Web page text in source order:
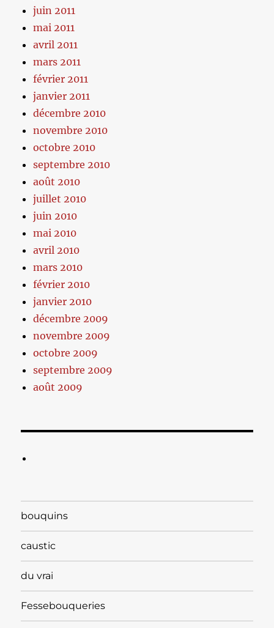
juin 2011
mai 2011
avril 2011
mars 2011
février 2011
janvier 2011
décembre 2010
novembre 2010
octobre 2010
septembre 2010
août 2010
juillet 2010
juin 2010
mai 2010
avril 2010
mars 2010
février 2010
janvier 2010
décembre 2009
novembre 2009
octobre 2009
septembre 2009
août 2009
bouquins
caustic
du vrai
Fessebouqueries